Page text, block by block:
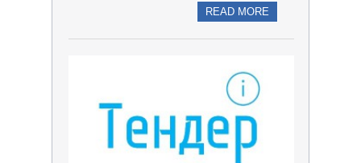
READ MORE